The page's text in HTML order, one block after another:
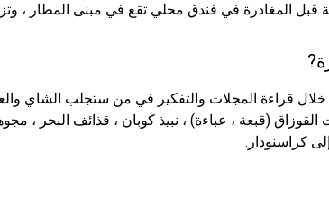
قبل المغادرة في فندق محلي تقع في مبنى المطار ،
قراءة المجلات والتفكير في من ستجلب الشاي
القوزاق (قبعة ، عباءة) ، نبيذ كوبان ، قذائف البحر ،
كراسنودار.